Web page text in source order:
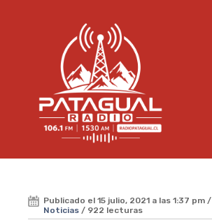
Publicado el 15 julio, 2021 a las 1:37 pm /
Noticias / 922 lecturas